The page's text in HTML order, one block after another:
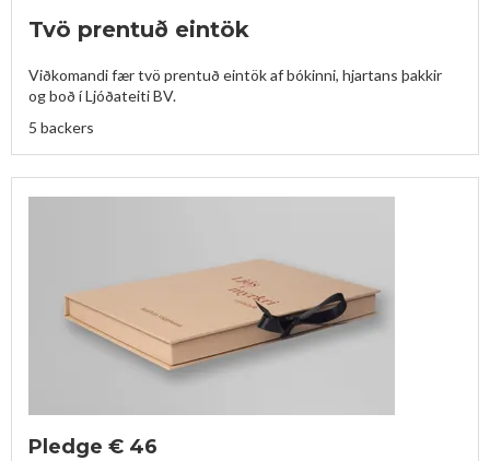
Tvö prentuð eintök
Viðkomandi fær tvö prentuð eintök af bókinni, hjartans þakkir
og boð í Ljóðateiti BV.
5 backers
Pledge € 46